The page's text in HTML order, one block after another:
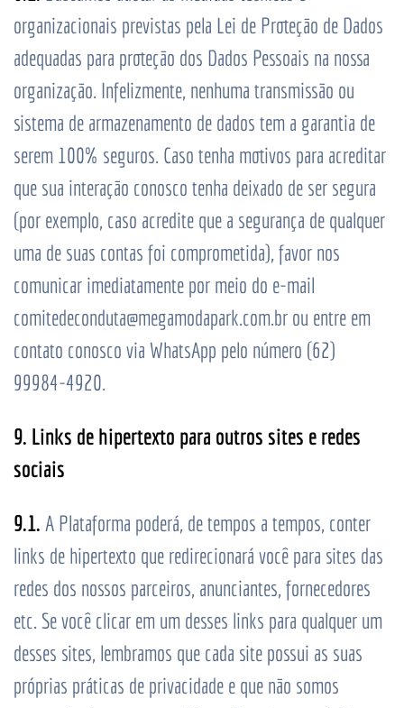
organizacionais previstas pela Lei de Proteção de Dados
adequadas para proteção dos Dados Pessoais na nossa
organização. Infelizmente, nenhuma transmissão ou
sistema de armazenamento de dados tem a garantia de
serem 100% seguros. Caso tenha motivos para acreditar
que sua interação conosco tenha deixado de ser segura
(por exemplo, caso acredite que a segurança de qualquer
uma de suas contas foi comprometida), favor nos
comunicar imediatamente por meio do e-mail
comitedeconduta@megamodapark.com.br ou entre em
contato conosco via WhatsApp pelo número (62)
99984-4920.
9. Links de hipertexto para outros sites e redes
sociais
9.1. A Plataforma poderá, de tempos a tempos, conter
links de hipertexto que redirecionará você para sites das
redes dos nossos parceiros, anunciantes, fornecedores
etc. Se você clicar em um desses links para qualquer um
desses sites, lembramos que cada site possui as suas
próprias práticas de privacidade e que não somos